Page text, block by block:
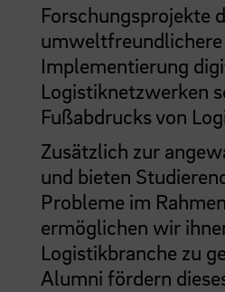
Forschungsprojekte
umweltfreundlichere
Implementierung
Logistiknetzwerken
Fußabdrucks von
Zusätzlich zur
und bieten
Probleme im
ermöglichen wir
Logistikbranche zu
Alumni fördern